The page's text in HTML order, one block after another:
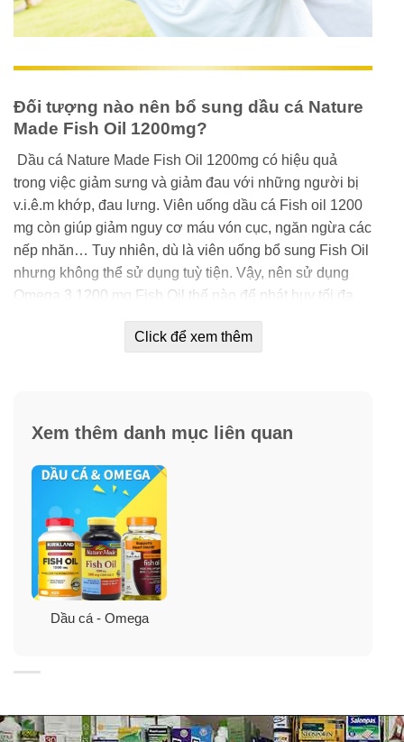
Đối tượng nào nên bổ sung dầu cá Nature
Made Fish Oil 1200mg?
Dầu cá Nature Made Fish Oil 1200mg có hiệu quả
trong việc giảm sưng và giảm đau với những người bị
v.i.ê.m khớp, đau lưng. Viên uống dầu cá Fish oil 1200
mg còn giúp giảm nguy cơ máu vón cục, ngăn ngừa các
nếp nhăn… Tuy nhiên, dù là viên uống bổ sung Fish Oil
nhưng không thể sử dụng tuỳ tiện. Vậy, nên sử dụng
Omega 3 1200 mg Fish Oil thế nào để phát huy tối đa
tác dụng của viên dầu cá ?
trong dầu. Fish Oil 1200 mg Omega 3 chỉ được hấp thu
tốt khi có dung môi phù hợp. Do đó, nên uống dầu cá
Fish Oil 1200mg 360mg Omega-3 Nature Made sau
bữa ăn. Lượng chất béo có được sau bữa ăn kích thích
tăng khả năng hấp thụ chất từ viên dầu cá.
Đúng liều lượng
– Khi chế độ ăn không cung cấp đủ vitamin A, có thể bổ
sung trực tiếp bằng cách uống dầu cá. Tuy nhiên, cần
Click để xem thêm
Xem thêm danh mục liên quan
Dầu cá - Omega